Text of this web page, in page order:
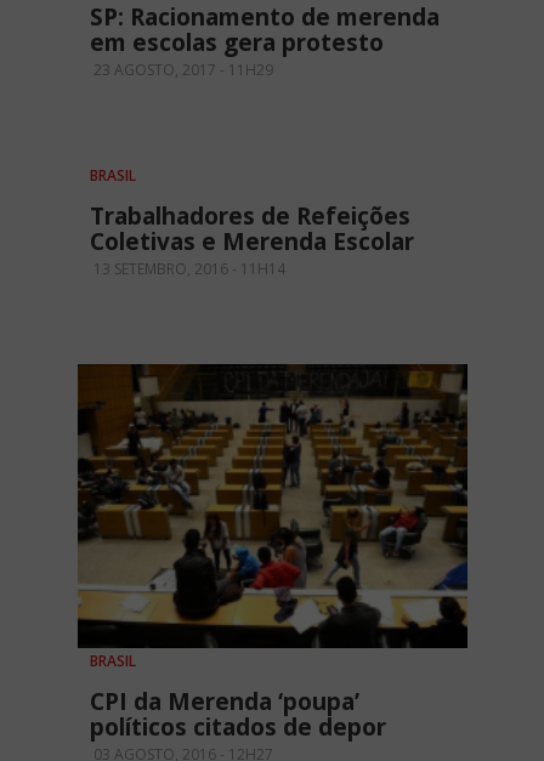
SP: Racionamento de merenda
em escolas gera protesto
23 AGOSTO, 2017 - 11H29
BRASIL
Trabalhadores de Refeições
Coletivas e Merenda Escolar
13 SETEMBRO, 2016 - 11H14
BRASIL
CPI da Merenda ‘poupa’
políticos citados de depor
03 AGOSTO, 2016 - 12H27